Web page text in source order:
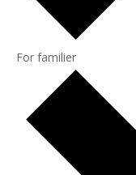
For familier